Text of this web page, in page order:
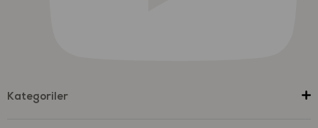
Kategoriler